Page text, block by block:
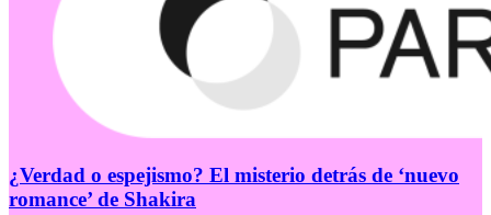
¿Verdad o espejismo? El misterio detrás de ‘nuevo
romance’ de Shakira